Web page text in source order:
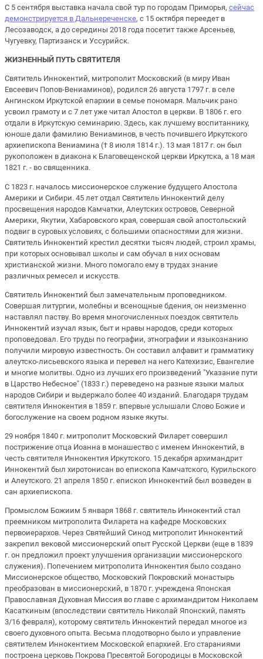
С 5 сентября выставка начала свой тур по городам Приморья, сейчас
демонстрируется в Дальнереченске, с 15 октября переедет в
Лесозаводск, а до середины 2018 года посетит также Арсеньев,
Чугуевку, Партизанск и Уссурийск.
ЖИЗНЕННЫЙ ПУТЬ СВЯТИТЕЛЯ
Святитель Иннокентий, митрополит Московский (в миру Иван
Евсеевич Попов-Вениаминов), родился 26 августа 1797 г. в селе
Ангинском Иркутской епархии в семье пономаря. Мальчик рано
усвоил грамоту и с 7 лет уже читал Апостол в церкви. В 1806 г. его
отдали в Иркутскую семинарию. Здесь, как лучшему воспитаннику,
юноше дали фамилию Вениаминов, в честь почившего Иркутского
архиепископа Вениамина († 8 июля 1814 г.). 13 мая 1817 г. он был
рукоположен в диакона к Благовещенской церкви Иркутска, а 18 мая
1821 г. - во священника.
С 1823 г. началось миссионерское служение будущего Апостола
Америки и Сибири. 45 лет отдал Святитель Иннокентий делу
просвещения народов Камчатки, Алеутских островов, Северной
Америки, Якутии, Хабаровского края, совершая свой апостольский
подвиг в суровых условиях, с большими опасностями для жизни.
Святитель Иннокентий крестил десятки тысяч людей, строил храмы,
при которых основывал школы и сам обучал в них основам
христианской жизни. Много помогало ему в трудах знание
различных ремесел и искусств.
Святитель Иннокентий был замечательным проповедником.
Совершая литургии, молебны и всенощные бдения, он неизменно
наставлял паству. Во время многочисленных поездок святитель
Иннокентий изучал язык, быт и нравы народов, среди которых
проповедовал. Его труды по географии, этнографии и языкознанию
получили мировую известность. Он составил алфавит и грамматику
алеутско-лисьевского языка и перевел на него Катехизис, Евангелие
и многие молитвы. Одно из лучших его произведений "Указание пути
в Царство Небесное" (1833 г.) переведено на разные языки малых
народов Сибири и выдержало более 40 изданий. Благодаря трудам
святителя Иннокентия в 1859 г. впервые услышали Слово Божие и
богослужение на своем родном языке якуты.
29 ноября 1840 г. митрополит Московский Филарет совершил
пострижение отца Иоанна в монашество с именем Иннокентий, в
честь святителя Иннокентия Иркутского. 15 декабря архимандрит
Иннокентий был хиротонисан во епископа Камчатского, Курильского
и Алеутского. 21 апреля 1850 г. епископ Иннокентий был возведен в
сан архиепископа.
Промыслом Божиим 5 января 1868 г. святитель Иннокентий стал
преемником митрополита Филарета на кафедре Московских
первоиерархов. Через Святейший Синод митрополит Иннокентий
закрепил вековой миссионерский опыт Русской Церкви (еще в 1839
г. он предложил проект улучшения организации миссионерского
служения). Попечением митрополита Иннокентия было создано
Миссионерское общество, Московский Покровский монастырь
преобразован в миссионерский, в 1870 г. учреждена Японская
Православная Духовная Миссия во главе с архимандритом Николаем
Касаткиным (впоследствии святитель Николай Японский, память
3/16 февраля), которому святитель Иннокентий передал многое из
своего духовного опыта. Весьма плодотворно было и управление
святителем Иннокентием Московской епархией. Его стараниями
построена церковь Покрова Пресвятой Богородицы в Московской